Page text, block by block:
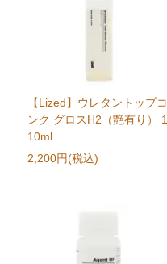
【Lized】ウレタントップコ
ンク グロスH2（艶有り） 1
10ml
2,200円(税込)